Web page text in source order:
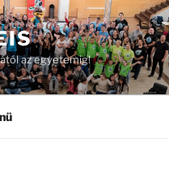
az egyetemig!